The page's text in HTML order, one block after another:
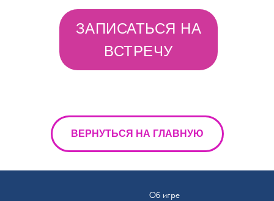
ЗАПИСАТЬСЯ НА
ВСТРЕЧУ
ВЕРНУТЬСЯ НА ГЛАВНУЮ
Об игре